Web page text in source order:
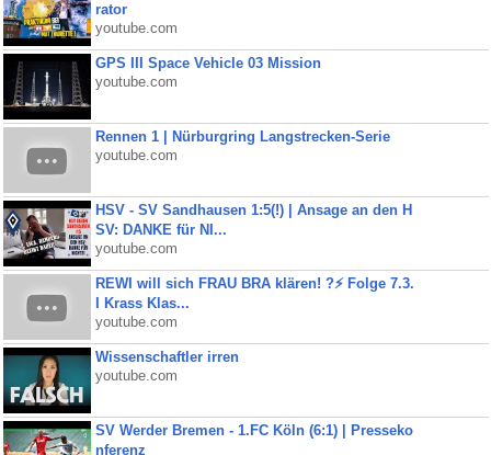
rator
youtube.com
GPS III Space Vehicle 03 Mission
youtube.com
Rennen 1 | Nürburgring Langstrecken-Serie
youtube.com
HSV - SV Sandhausen 1:5(!) | Ansage an den H
SV: DANKE für NI...
youtube.com
REWI will sich FRAU BRA klären! ?⚡️ Folge 7.3.
I Krass Klas...
youtube.com
Wissenschaftler irren
youtube.com
SV Werder Bremen - 1.FC Köln (6:1) | Presseko
nferenz